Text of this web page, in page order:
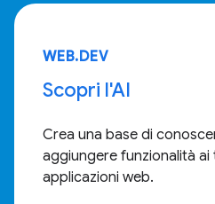
WEB.DEV
Scopri l'AI
Crea una base di
aggiungere funzionalità ai
applicazioni web.